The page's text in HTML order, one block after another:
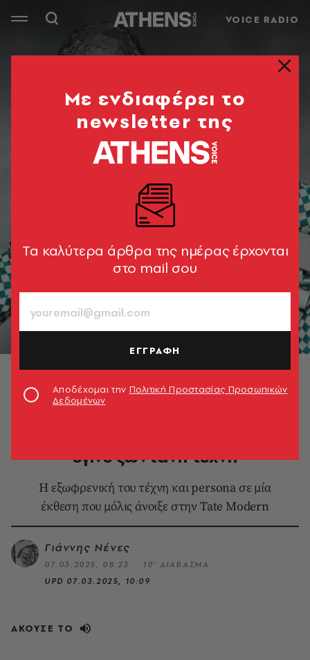
VOICE RADIO
Fergus Greer, Leigh Bowery Session 4 Look 17 August
Gallery
έγινε ζωντανή τέχνη
Η εξωφρενική του τέχνη και persona σε μία
έκθεση που μόλις άνοιξε στην Tate Modern
Γιάννης Νένες
07.03.2025, 08:23
10’ ΔΙΑΒΑΣΜΑ
UPD 07.03.2025, 10:09
ΑΚΟΥΣΕ ΤΟ
Mε ενδιαφέρει το
newsletter της
Tα καλύτερα άρθρα της ημέρας έρχονται
στο mail σου
ΕΓΓΡΑΦΗ
Αποδέχομαι την Πολιτική Προστασίας Προσωπικών
Δεδομένων